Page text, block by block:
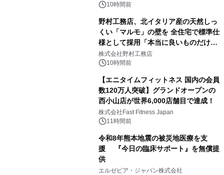
10時間前
野村工務店、北イタリア産の天然しっ
くい「マルモ」の壁を 全住宅で標準仕
様として採用「本当に良いものだけに
こだわる」
株式会社野村工務店
10時間前
【エニタイムフィットネス 国内の会員
数120万人突破】グランドオープンの
西小山店が世界6,000店舗目で達成！
株式会社Fast Fitness Japan
11時間前
令和8年熊本地震の被災地医療を支
援 『今日の臨床サポート』を無償提
供
エルゼビア・ジャパン株式会社